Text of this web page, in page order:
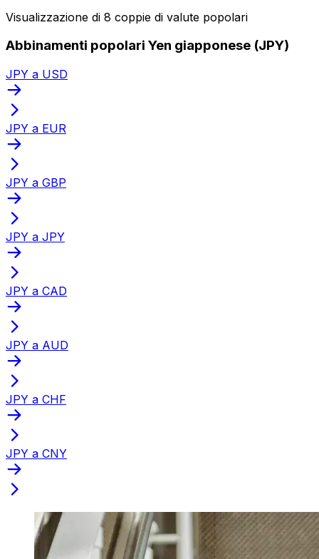
Visualizzazione di 8 coppie di valute popolari
Abbinamenti popolari Yen giapponese (JPY)
JPY a USD
JPY a EUR
JPY a GBP
JPY a JPY
JPY a CAD
JPY a AUD
JPY a CHF
JPY a CNY